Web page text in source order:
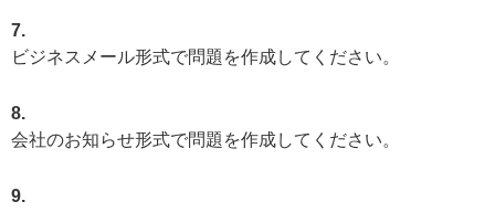
7.
ビジネスメール形式で問題を作成してください。
8.
会社のお知らせ形式で問題を作成してください。
9.